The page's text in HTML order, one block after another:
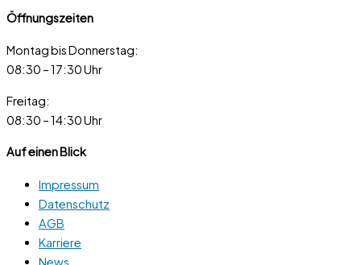
Öffnungszeiten
Montag bis Donnerstag:
08:30 – 17:30 Uhr
Freitag:
08:30 – 14:30 Uhr
Auf einen Blick
Impressum
Datenschutz
AGB
Karriere
News